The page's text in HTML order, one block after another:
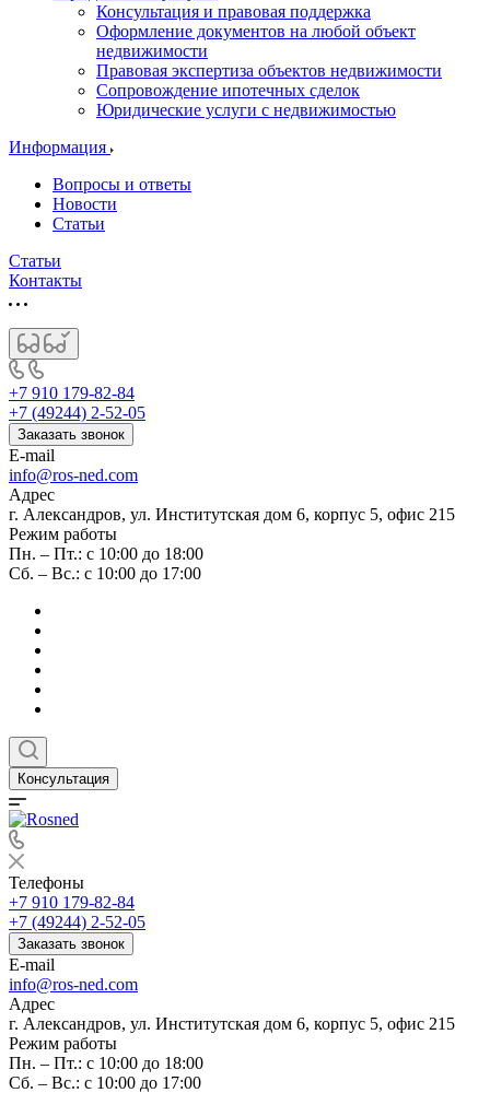
Консультация и правовая поддержка
Оформление документов на любой объект
недвижимости
Правовая экспертиза объектов недвижимости
Сопровождение ипотечных сделок
Юридические услуги с недвижимостью
Информация
Вопросы и ответы
Новости
Статьи
Статьи
Контакты
+7 910 179-82-84
+7 (49244) 2-52-05
Заказать звонок
E-mail
info@ros-ned.com
Адрес
г. Александров, ул. Институтская дом 6, корпус 5, офис 215
Режим работы
Пн. – Пт.: с 10:00 до 18:00
Сб. – Вс.: с 10:00 до 17:00
Консультация
Телефоны
+7 910 179-82-84
+7 (49244) 2-52-05
Заказать звонок
E-mail
info@ros-ned.com
Адрес
г. Александров, ул. Институтская дом 6, корпус 5, офис 215
Режим работы
Пн. – Пт.: с 10:00 до 18:00
Сб. – Вс.: с 10:00 до 17:00